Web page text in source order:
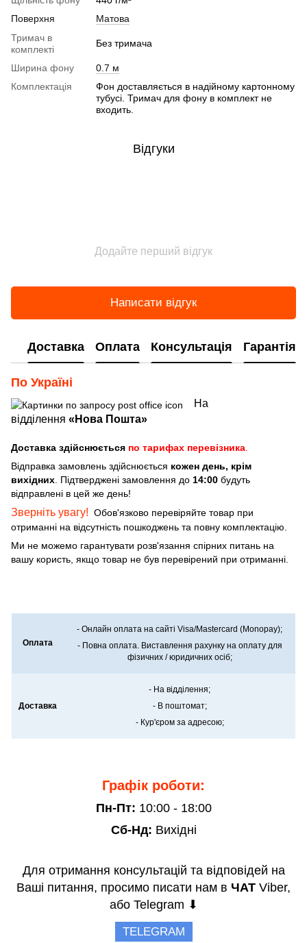
Поверхня
Матова
Тримач в
комплекті
Без тримача
Ширина фону
0.7 м
Комплектація
Фон доставляється в надійному картонному
тубусі. Тримач для фону в комплект не
входить.
Відгуки
Додайте перший відгук
Написати відгук
Доставка Оплата Консультація Гарантія
По Україні
На
відділення «Нова Пошта»
Доставка здійснюється по тарифах перевізника
Відправка замовлень здійснюється кожен день, крім
вихідних . Підтверджені замовлення до 14:00 будуть
відправлені в цей же день!
Зверніть увагу! Обов'язково перевіряйте товар при
отриманні на відсутність пошкоджень та повну комплектацію.
Ми не можемо гарантувати розв'язання спірних питань на
вашу користь, якщо товар не був перевірений при отриманні.
Оплата
- Онлайн оплата на сайті Visa/Mastercard (Monopay);
- Повна оплата. Виставлення рахунку на оплату для
фізичних / юридичних осіб;
Доставка
- На відділення;
- В поштомат;
- Кур'єром за адресою;
Графік роботи:
Пн-Пт: 10:00 - 18:00
Сб-Нд: Вихідні
Для отримання консультацій та відповідей на
Ваші питання, просимо писати нам в ЧАТ Viber,
або Telegram ⬇
TELEGRAM